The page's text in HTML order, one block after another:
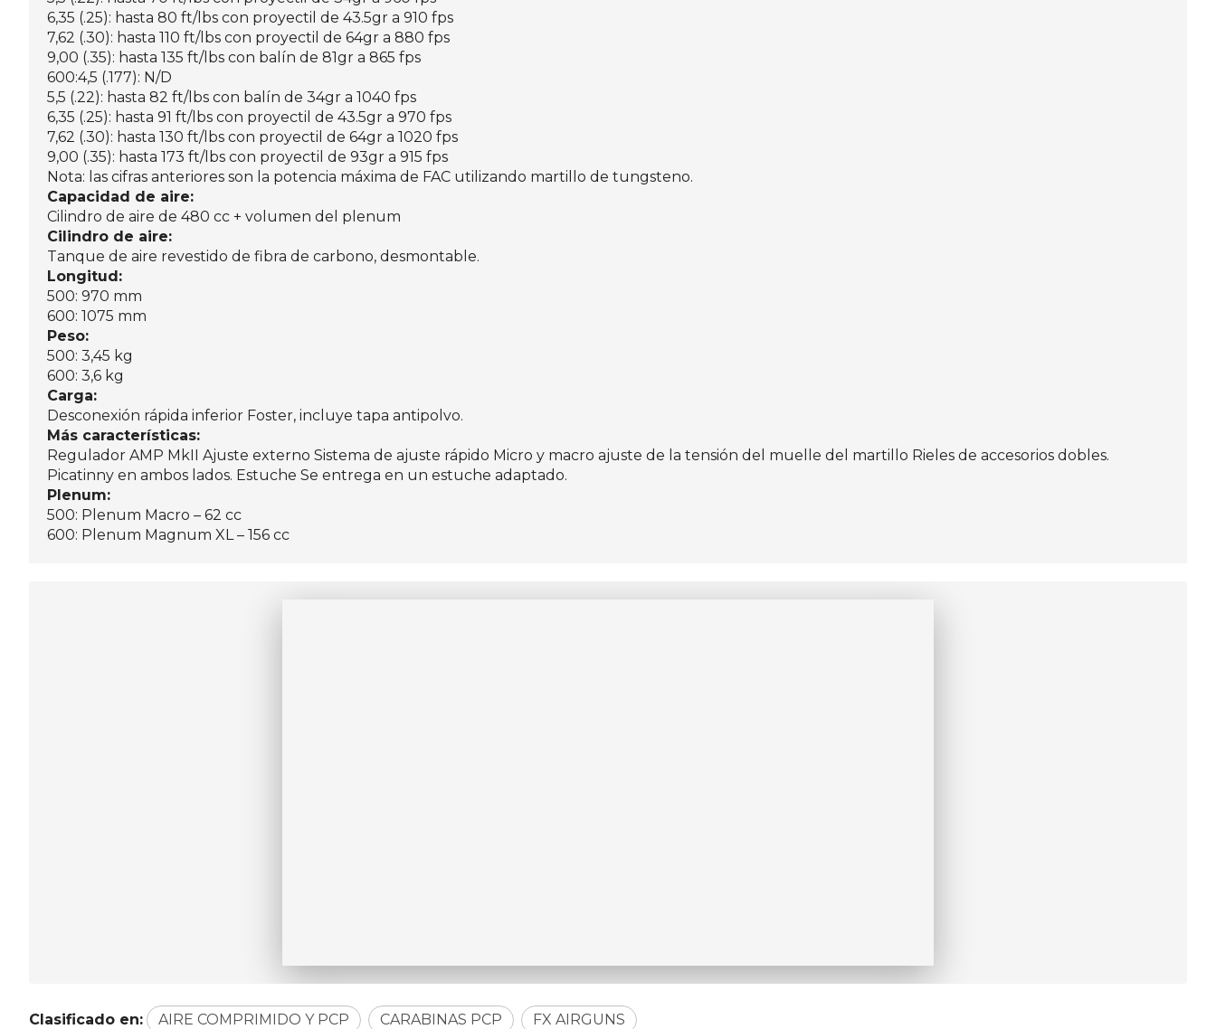
6,35 (.25): hasta 80 ft/lbs con proyectil de 43.5gr a 910 fps
7,62 (.30): hasta 110 ft/lbs con proyectil de 64gr a 880 fps
9,00 (.35): hasta 135 ft/lbs con balín de 81gr a 865 fps
600:4,5 (.177): N/D
5,5 (.22): hasta 82 ft/lbs con balín de 34gr a 1040 fps
6,35 (.25): hasta 91 ft/lbs con proyectil de 43.5gr a 970 fps
7,62 (.30): hasta 130 ft/lbs con proyectil de 64gr a 1020 fps
9,00 (.35): hasta 173 ft/lbs con proyectil de 93gr a 915 fps
Nota: las cifras anteriores son la potencia máxima de FAC utilizando martillo de tungsteno.
Capacidad de aire:
Cilindro de aire de 480 cc + volumen del plenum
Cilindro de aire:
Tanque de aire revestido de fibra de carbono, desmontable.
Longitud:
500: 970 mm
600: 1075 mm
Peso:
500: 3,45 kg
600: 3,6 kg
Carga:
Desconexión rápida inferior Foster, incluye tapa antipolvo.
Más características:
Regulador AMP MkII Ajuste externo Sistema de ajuste rápido Micro y macro ajuste de la tensión del muelle del martillo Rieles de accesorios dobles.
Picatinny en ambos lados. Estuche Se entrega en un estuche adaptado.
Plenum:
500: Plenum Macro – 62 cc
600: Plenum Magnum XL – 156 cc
Clasificado en: AIRE COMPRIMIDO Y PCP CARABINAS PCP FX AIRGUNS